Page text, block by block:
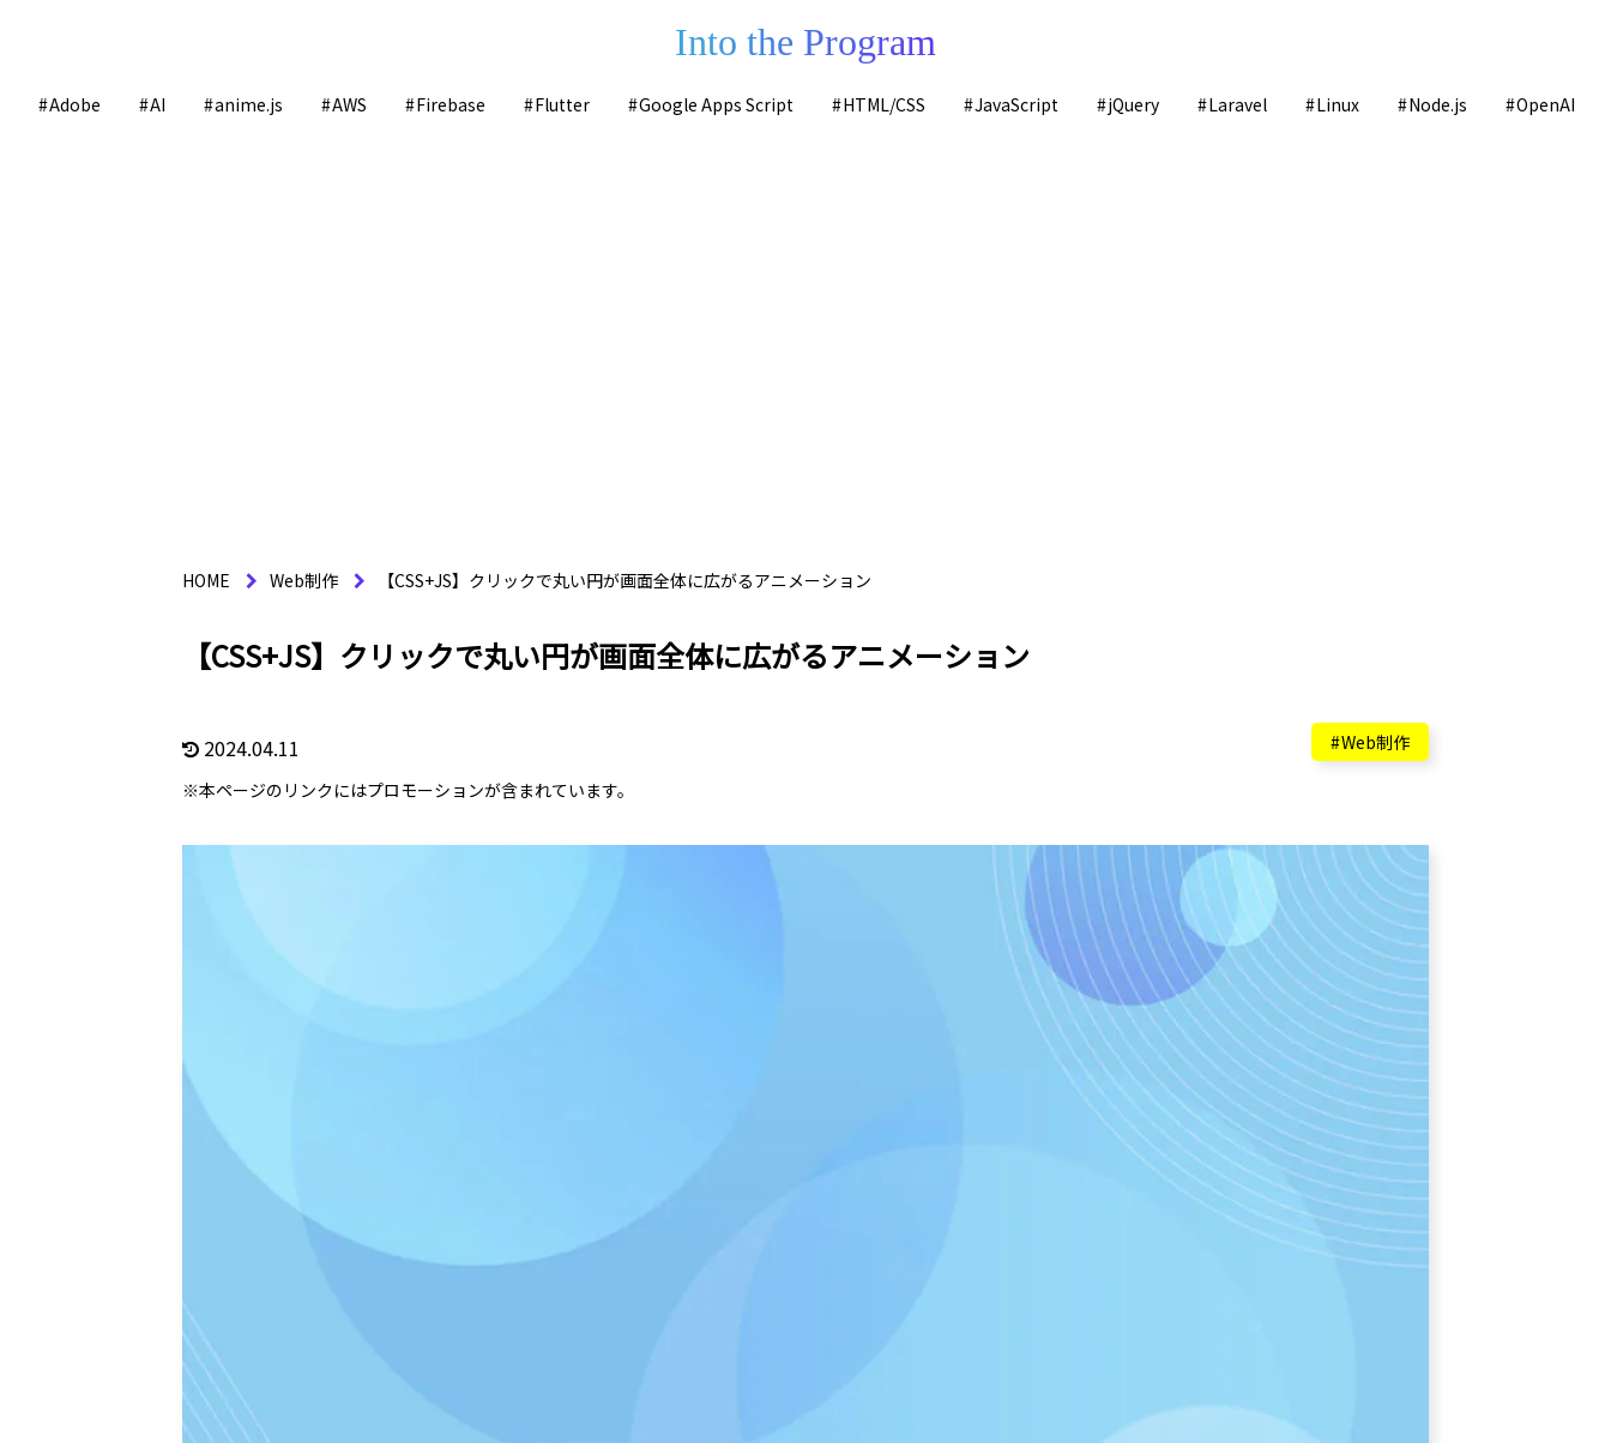
Into the Program
Adobe AI anime.js AWS Firebase Flutter Google Apps Script HTML/CSS JavaScript jQuery Laravel Linux Node.js OpenAI
HOME Web制作 【CSS+JS】クリックで丸い円が画面全体に広がるアニメーション
【CSS+JS】クリックで丸い円が画面全体に広がるアニメーション
2024.04.11
Web制作
※本ページのリンクにはプロモーションが含まれています。